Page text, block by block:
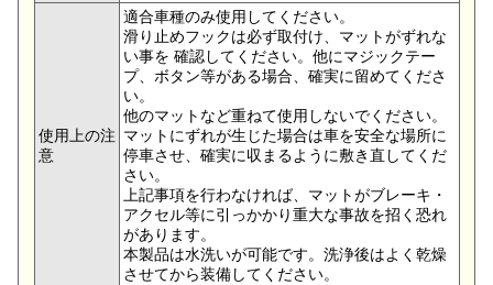
使用上の注
意
適合車種のみ使用してください。
滑り止めフックは必ず取付け、マットがずれな
い事を 確認してください。他にマジックテー
プ、ボタン等がある場合、確実に留めてくださ
い。
他のマットなど重ねて使用しないでください。
マットにずれが生じた場合は車を安全な場所に
停車させ、確実に収まるように敷き直してくだ
さい。
上記事項を行わなければ、マットがブレーキ・
アクセル等に引っかかり重大な事故を招く恐れ
があります。
本製品は水洗いが可能です。洗浄後はよく乾燥
させてから装備してください。